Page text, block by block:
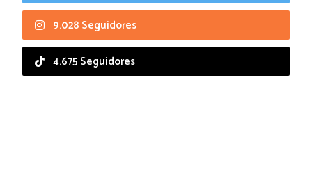
9.028 Seguidores
4.675 Seguidores